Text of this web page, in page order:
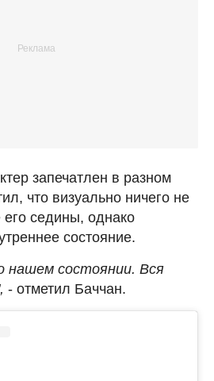
запечатлен в разном
что визуально ничего не
седины, однако
состояние.
нашем состоянии. Вся
- отметил Баччан.